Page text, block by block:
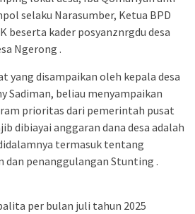
selaku Narasumber, Ketua BPD
beserta kader posyanznrgdu desa
Ngerong .
yang disampaikan oleh kepala desa
Sadiman, beliau menyampaikan
prioritas dari pemerintah pusat
dibiayai anggaran dana desa adalah
termasuk tentang
dan penanggulangan Stunting .
per bulan juli tahun 2025